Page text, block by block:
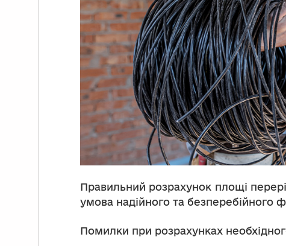
Правильний розрахунок площі
умова надійного та безперебійного
Помилки при розрахунках